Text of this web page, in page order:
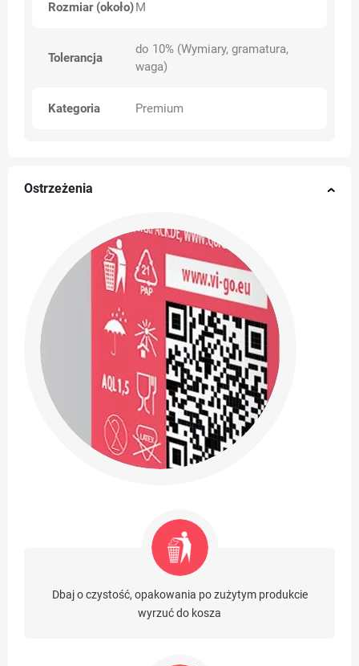
Rozmiar (około)M
Tolerancja
do 10% (Wymiary, gramatura,
waga)
Kategoria Premium
Ostrzeżenia
Dbaj o czystość, opakowania po zużytym produkcie
wyrzuć do kosza